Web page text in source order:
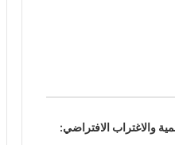
والاغتراب الافتراضي: